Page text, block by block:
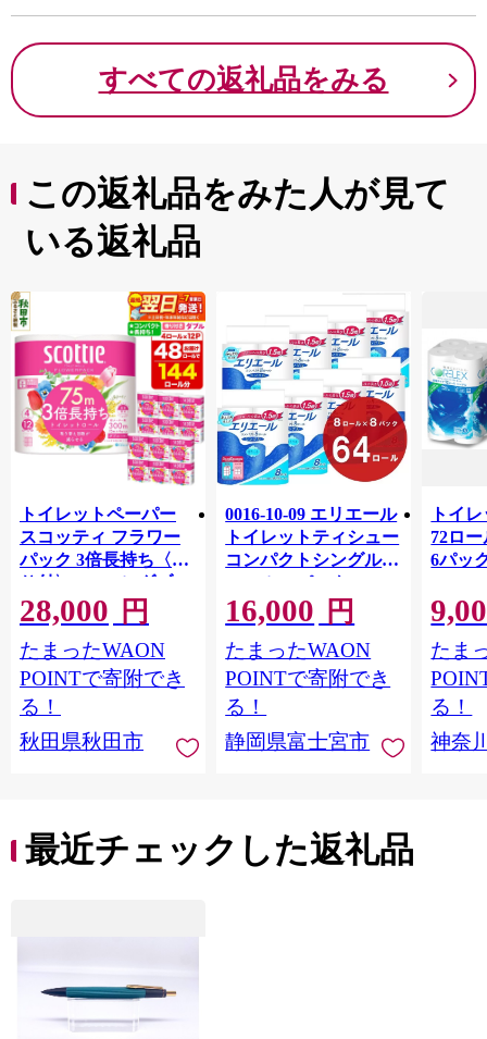
すべての返礼品をみる
この返礼品をみた人が見て
いる返礼品
トイレットペーパー
スコッティ フラワー
パック 3倍長持ち〈香
り付〉4ロール(ダブ
ル)×12パック 日用品
最短翌日発送 [スコッ
ティ フラワーパック
トイレットペーパー
日本製紙クレシア] 秋
田県秋田市
28,000 円
たまったWAON
POINTで寄附でき
る！
秋田県秋田市
0016-10-09 エリエール
トイレットティシュー
コンパクトシングル 8
ロール×8パック 64ロ
ール 1.5倍巻 82.5m
トイレットペーパー
シングル パルプ100％
香りつき 日用品 消耗
品 備蓄
16,000 円
たまったWAON
POINTで寄附でき
る！
静岡県富士宮市
トイ
72ロ
6パッ
FSCリ
長巻タ
100％
防災
ペー
川県
トペー
たま
る！
神奈
最近チェックした返礼品